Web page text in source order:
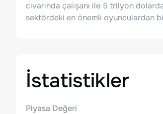
civarında çalışanı ile 5 trilyon
sektördeki en önemli oyunculardan
İstatistikler
Piyasa Değeri